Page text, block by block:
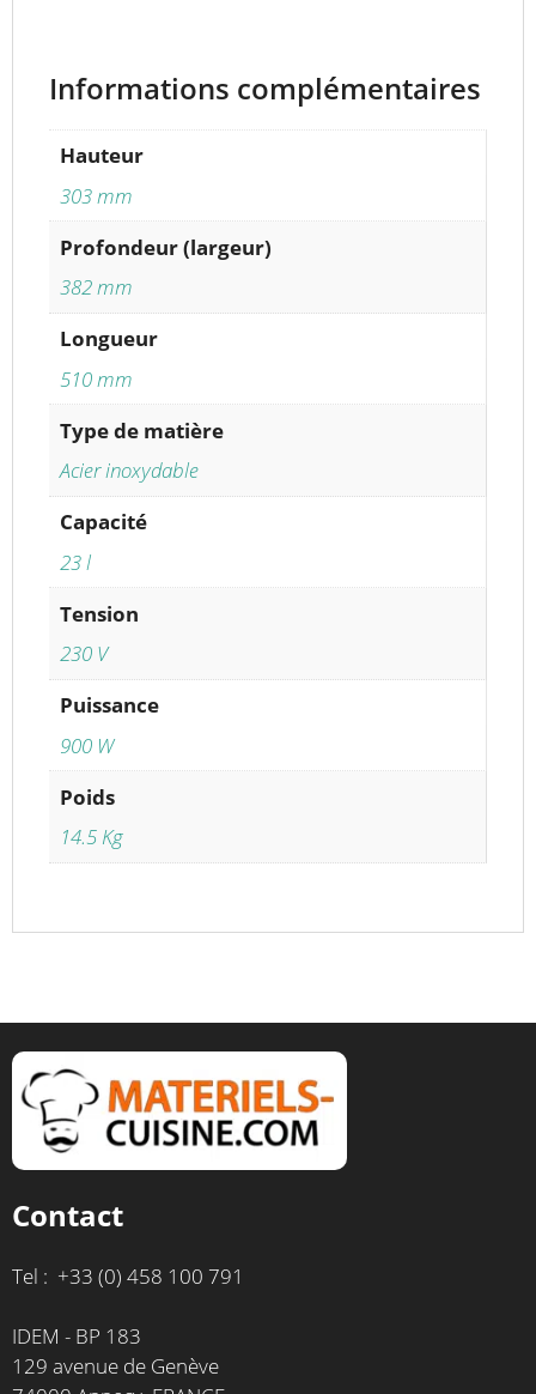
Informations complémentaires
Hauteur
303 mm
Profondeur (largeur)
382 mm
Longueur
510 mm
Type de matière
Acier inoxydable
Capacité
23 l
Tension
230 V
Puissance
900 W
Poids
14.5 Kg
Contact
Tel : +33 (0) 458 100 791
IDEM - BP 183
129 avenue de Genève